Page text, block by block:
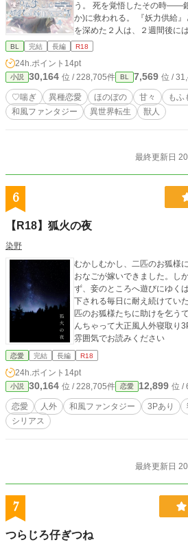
う。 死を覚悟したその時――
か)に救われる。 『妖力供給』と『もふもふ』をきっかけに仲
を深めた２人は、２週間後に
ないながらも、 『里長』 兼
す。 ★表紙イラストについて★ いちのかわ様に描いていただ
きました！ 恐れ入りますが無
m いちのかわ様へのイラスト発注のご相談は、 下記サイトよ
り行えます(=ﾟωﾟ)ﾉ https://
BL 完結 長編 R18
24h.ポイント 14pt
小説 30,164 位 / 228,705件 BL 7,569 位 /
♡喘ぎ 異種恋愛 ほのぼの 甘々 もふ
和風ファンタジー
異世界転生 獣人
最終更新日
6
【R18】狐火の夜
染野
むかしむかし、二匹のお狐様
おなごが嫁いできました。し
ず、妾のところへ遊びにゆく
下される毎日に耐え続けてい
匹のお狐様たちに助けを乞うて
んちゃって大正風人外寝取り
雰囲気でお読みください
恋愛 完結 長編 R18
24h.ポイント 14pt
小説 30,164 位 / 228,705件 恋愛 12,899 位 /
恋愛 人外 和風ファンタジー 3Pあり
シリアス
最終更新日
7
つらじろ仔ぎつね